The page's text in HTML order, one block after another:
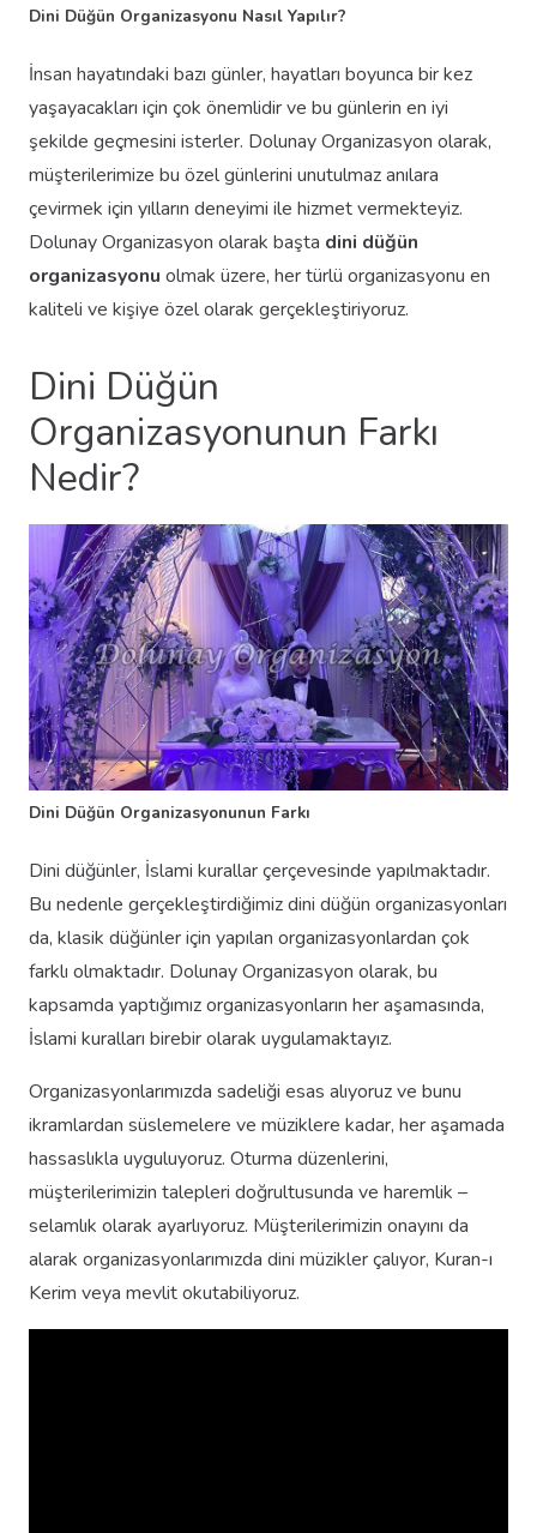
Dini Düğün Organizasyonu Nasıl Yapılır?
İnsan hayatındaki bazı günler, hayatları boyunca bir kez
yaşayacakları için çok önemlidir ve bu günlerin en iyi
şekilde geçmesini isterler. Dolunay Organizasyon olarak,
müşterilerimize bu özel günlerini unutulmaz anılara
çevirmek için yılların deneyimi ile hizmet vermekteyiz.
Dolunay Organizasyon olarak başta dini düğün
organizasyonu olmak üzere, her türlü organizasyonu en
kaliteli ve kişiye özel olarak gerçekleştiriyoruz.
Dini Düğün
Organizasyonunun Farkı
Nedir?
Dini Düğün Organizasyonunun Farkı
Dini düğünler, İslami kurallar çerçevesinde yapılmaktadır.
Bu nedenle gerçekleştirdiğimiz dini düğün organizasyonları
da, klasik düğünler için yapılan organizasyonlardan çok
farklı olmaktadır. Dolunay Organizasyon olarak, bu
kapsamda yaptığımız organizasyonların her aşamasında,
İslami kuralları birebir olarak uygulamaktayız.
Organizasyonlarımızda sadeliği esas alıyoruz ve bunu
ikramlardan süslemelere ve müziklere kadar, her aşamada
hassaslıkla uyguluyoruz. Oturma düzenlerini,
müşterilerimizin talepleri doğrultusunda ve haremlik –
selamlık olarak ayarlıyoruz. Müşterilerimizin onayını da
alarak organizasyonlarımızda dini müzikler çalıyor, Kuran-ı
Kerim veya mevlit okutabiliyoruz.